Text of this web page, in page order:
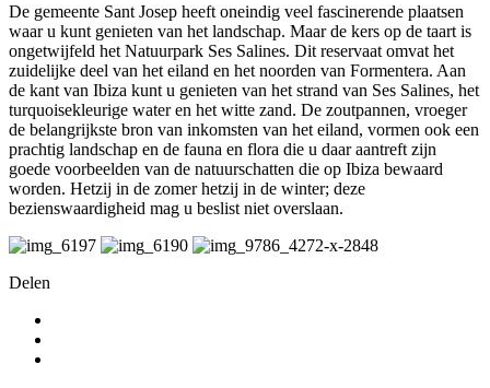
De gemeente Sant Josep heeft oneindig veel fascinerende plaatsen
waar u kunt genieten van het landschap. Maar de kers op de taart is
ongetwijfeld het Natuurpark Ses Salines. Dit reservaat omvat het
zuidelijke deel van het eiland en het noorden van Formentera. Aan
de kant van Ibiza kunt u genieten van het strand van Ses Salines, het
turquoisekleurige water en het witte zand. De zoutpannen, vroeger
de belangrijkste bron van inkomsten van het eiland, vormen ook een
prachtig landschap en de fauna en flora die u daar aantreft zijn
goede voorbeelden van de natuurschatten die op Ibiza bewaard
worden. Hetzij in de zomer hetzij in de winter; deze
bezienswaardigheid mag u beslist niet overslaan.
Delen